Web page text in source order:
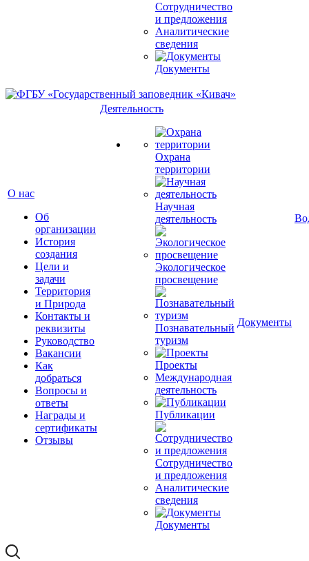
Сотрудничество
и предложения
Аналитические
сведения
Документы
О нас
Об
организации
История
создания
Цели и
задачи
Территория
и Природа
Контакты и
реквизиты
Руководство
Вакансии
Как
добраться
Вопросы и
ответы
Награды и
сертификаты
Отзывы
Деятельность
Охрана
территории
Научная
деятельность
Экологическое
просвещение
Познавательный
туризм
Проекты
Международная
деятельность
Публикации
Сотрудничество
и предложения
Аналитические
сведения
Документы
Документы